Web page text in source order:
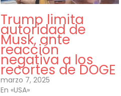
Trump limita
autoridad de
Musk, ante
reacción
negativa a los
recortes de DOGE
marzo 7, 2025
En «USA»